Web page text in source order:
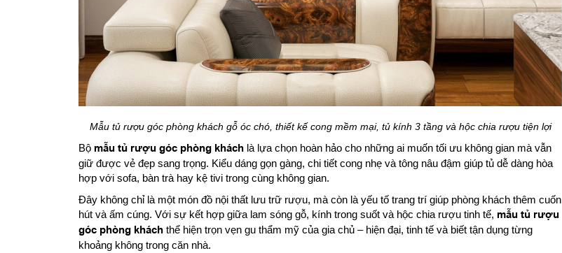
Mẫu tủ rượu góc phòng khách gỗ óc chó, thiết kế cong mềm mại, tủ kính 3 tầng và hộc chia rượu tiện lợi
Bộ mẫu tủ rượu góc phòng khách là lựa chọn hoàn hảo cho những ai muốn tối ưu không gian mà vẫn
giữ được vẻ đẹp sang trọng. Kiểu dáng gọn gàng, chi tiết cong nhẹ và tông nâu đậm giúp tủ dễ dàng hòa
hợp với sofa, bàn trà hay kệ tivi trong cùng không gian.
Đây không chỉ là một món đồ nội thất lưu trữ rượu, mà còn là yếu tố trang trí giúp phòng khách thêm cuốn
hút và ấm cúng. Với sự kết hợp giữa lam sóng gỗ, kính trong suốt và hộc chia rượu tinh tế, mẫu tủ rượu
góc phòng khách thể hiện trọn vẹn gu thẩm mỹ của gia chủ – hiện đại, tinh tế và biết tận dụng từng
khoảng không trong căn nhà.